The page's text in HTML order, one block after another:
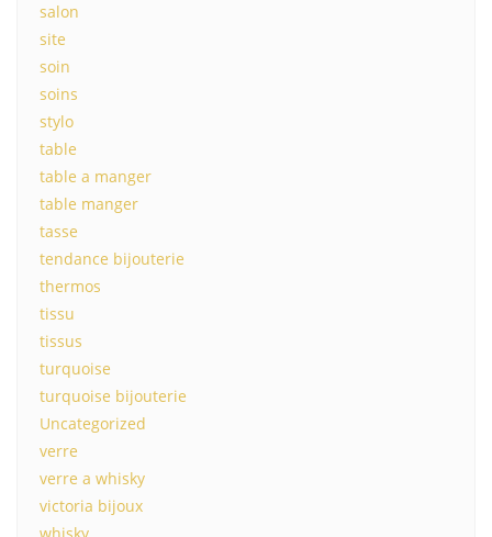
salon
site
soin
soins
stylo
table
table a manger
table manger
tasse
tendance bijouterie
thermos
tissu
tissus
turquoise
turquoise bijouterie
Uncategorized
verre
verre a whisky
victoria bijoux